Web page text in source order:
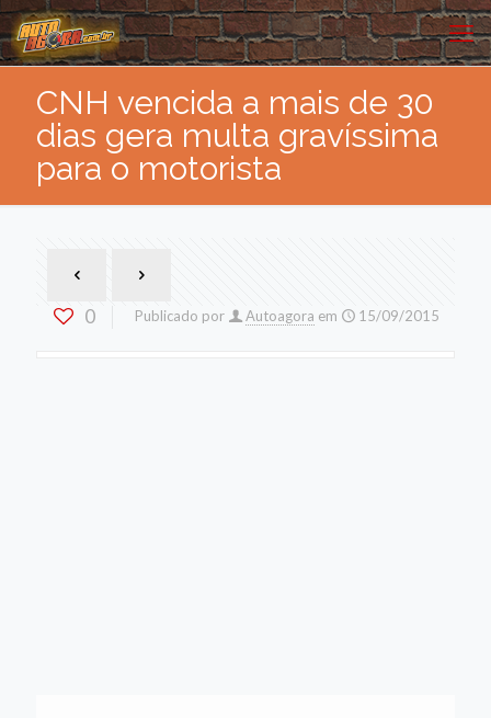
CNH vencida a mais de 30
dias gera multa gravíssima
para o motorista
0 Publicado por Autoagora em 15/09/2015